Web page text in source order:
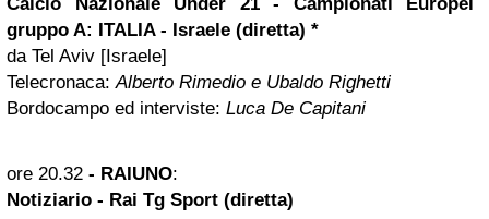
gruppo A: ITALIA - Israele (diretta) *
da Tel Aviv [Israele]
Telecronaca:Alberto Rimedio e Ubaldo Righetti
Bordocampo ed interviste: Luca De Capitani
ore 20.32 - RAIUNO:
Notiziario - Rai Tg Sport (diretta)